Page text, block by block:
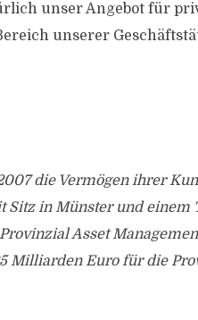
unser Angebot für
unserer
die Vermögen ihrer
Sitz in Münster und einem
Asset
Milliarden Euro für die